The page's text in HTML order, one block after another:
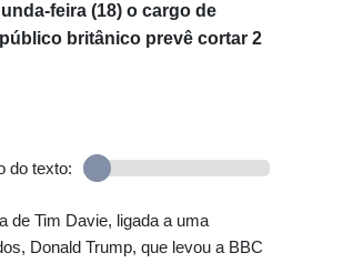
feira (18) o cargo de
britânico prevê cortar 2
do texto:
de Tim Davie, ligada a uma
Donald Trump, que levou a BBC